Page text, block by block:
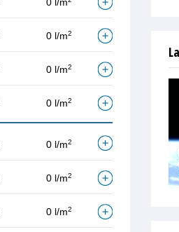
0 l/m2
0 l/m2
0 l/m2
0 l/m2
0 l/m2
0 l/m2